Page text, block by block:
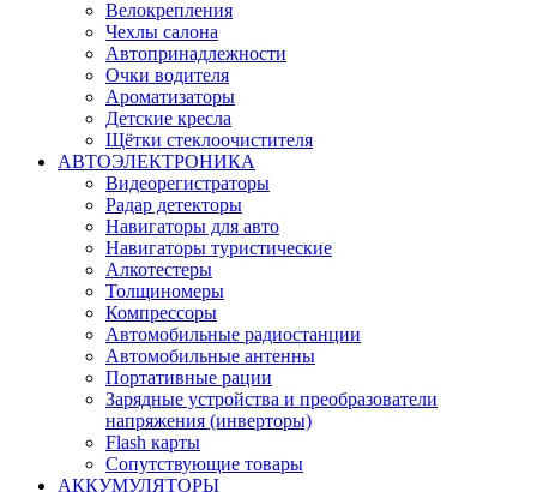
Велокрепления
Чехлы салона
Автопринадлежности
Очки водителя
Ароматизаторы
Детские кресла
Щётки стеклоочистителя
АВТОЭЛЕКТРОНИКА
Видеорегистраторы
Радар детекторы
Навигаторы для авто
Навигаторы туристические
Алкотестеры
Толщиномеры
Компрессоры
Автомобильные радиостанции
Автомобильные антенны
Портативные рации
Зарядные устройства и преобразователи
напряжения (инверторы)
Flash карты
Сопутствующие товары
АККУМУЛЯТОРЫ